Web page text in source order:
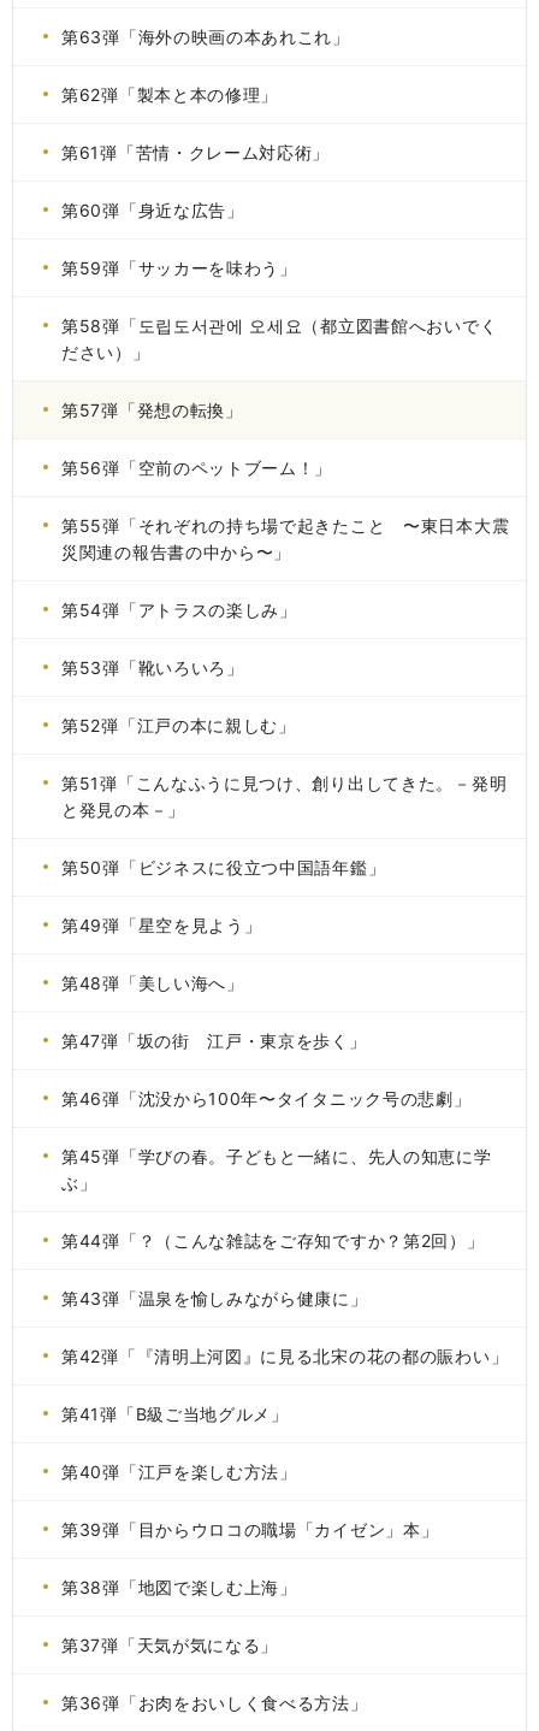
第63弾「海外の映画の本あれこれ」
第62弾「製本と本の修理」
第61弾「苦情・クレーム対応術」
第60弾「身近な広告」
第59弾「サッカーを味わう」
第58弾「도립도서관에 오세요（都立図書館へおいでく
ださい）」
第57弾「発想の転換」
第56弾「空前のペットブーム！」
第55弾「それぞれの持ち場で起きたこと 〜東日本大震
災関連の報告書の中から〜」
第54弾「アトラスの楽しみ」
第53弾「靴いろいろ」
第52弾「江戸の本に親しむ」
第51弾「こんなふうに見つけ、創り出してきた。－発明
と発見の本－」
第50弾「ビジネスに役立つ中国語年鑑」
第49弾「星空を見よう」
第48弾「美しい海へ」
第47弾「坂の街 江戸・東京を歩く」
第46弾「沈没から100年〜タイタニック号の悲劇」
第45弾「学びの春。子どもと一緒に、先人の知恵に学
ぶ」
第44弾「？（こんな雑誌をご存知ですか？第2回）」
第43弾「温泉を愉しみながら健康に」
第42弾「『清明上河図』に見る北宋の花の都の賑わい」
第41弾「B級ご当地グルメ」
第40弾「江戸を楽しむ方法」
第39弾「目からウロコの職場「カイゼン」本」
第38弾「地図で楽しむ上海」
第37弾「天気が気になる」
第36弾「お肉をおいしく食べる方法」